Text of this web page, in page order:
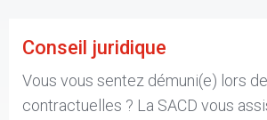
Conseil juridique
Vous vous sentez démuni(e) lors
contractuelles ? La SACD vous